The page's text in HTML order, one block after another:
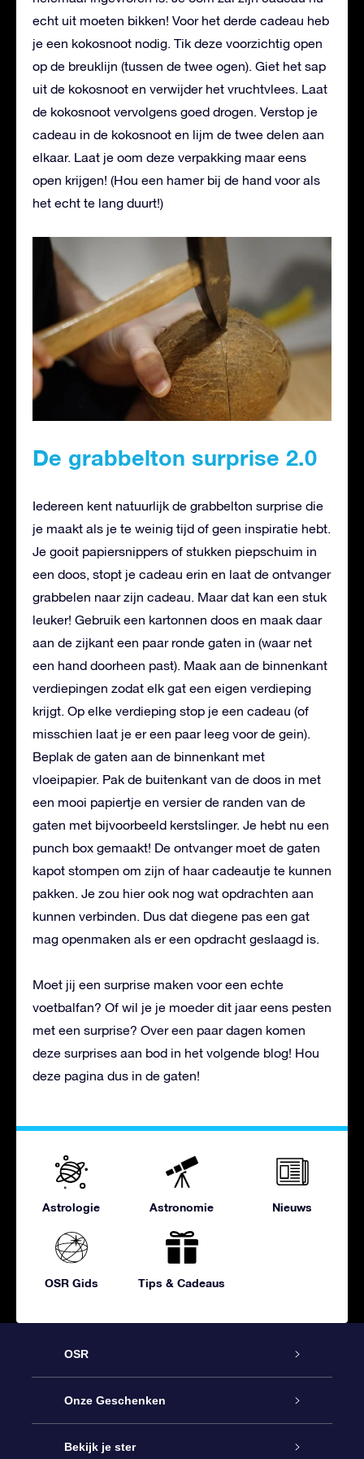
echt uit moeten bikken! Voor het derde cadeau heb
je een kokosnoot nodig. Tik deze voorzichtig open
op de breuklijn (tussen de twee ogen). Giet het sap
uit de kokosnoot en verwijder het vruchtvlees. Laat
de kokosnoot vervolgens goed drogen. Verstop je
cadeau in de kokosnoot en lijm de twee delen aan
elkaar. Laat je oom deze verpakking maar eens
open krijgen! (Hou een hamer bij de hand voor als
het echt te lang duurt!)
De grabbelton surprise 2.0
Iedereen kent natuurlijk de grabbelton surprise die
je maakt als je te weinig tijd of geen inspiratie hebt.
Je gooit papiersnippers of stukken piepschuim in
een doos, stopt je cadeau erin en laat de ontvanger
grabbelen naar zijn cadeau. Maar dat kan een stuk
leuker! Gebruik een kartonnen doos en maak daar
aan de zijkant een paar ronde gaten in (waar net
een hand doorheen past). Maak aan de binnenkant
verdiepingen zodat elk gat een eigen verdieping
krijgt. Op elke verdieping stop je een cadeau (of
misschien laat je er een paar leeg voor de gein).
Beplak de gaten aan de binnenkant met
vloeipapier. Pak de buitenkant van de doos in met
een mooi papiertje en versier de randen van de
gaten met bijvoorbeeld kerstslinger. Je hebt nu een
punch box gemaakt! De ontvanger moet de gaten
kapot stompen om zijn of haar cadeautje te kunnen
pakken. Je zou hier ook nog wat opdrachten aan
kunnen verbinden. Dus dat diegene pas een gat
mag openmaken als er een opdracht geslaagd is.
Moet jij een surprise maken voor een echte
voetbalfan? Of wil je je moeder dit jaar eens pesten
met een surprise? Over een paar dagen komen
deze surprises aan bod in het volgende blog! Hou
deze pagina dus in de gaten!
Astrologie Astronomie Nieuws
OSR Gids Tips & Cadeaus
OSR
Service
Contact
Onze Geschenken
Online Star Gift
Bekijk je ster